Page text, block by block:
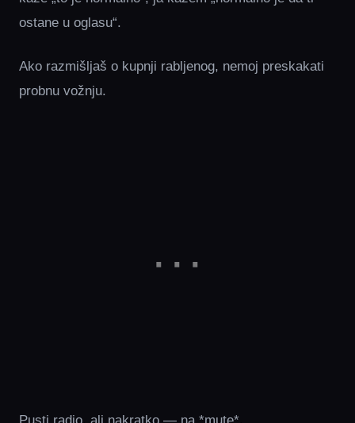
ostane u oglasu“.
Ako razmišljaš o kupnji rabljenog, nemoj preskakati
probnu vožnju.